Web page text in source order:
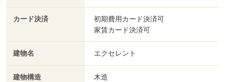
カード決済
初期費用カード決済可
家賃カード決済可
建物名 エクセレント
建物構造 木造